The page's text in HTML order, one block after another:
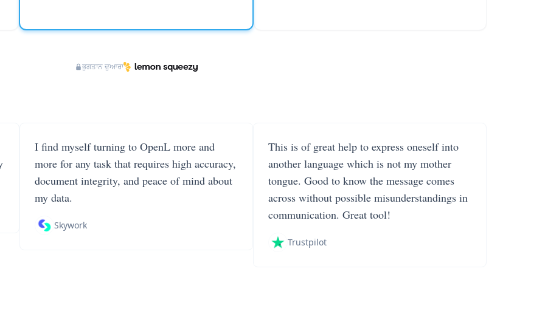
ਭੁਗਤਾਨ ਦੁਆਰਾ
I find myself turning to OpenL more and
more for any task that requires high accuracy,
document integrity, and peace of mind about
my data.
Skywork
This is of great help to express oneself into
another language which is not my mother
tongue. Good to know the message comes
across without possible misunderstandings in
communication. Great tool!
Trustpilot